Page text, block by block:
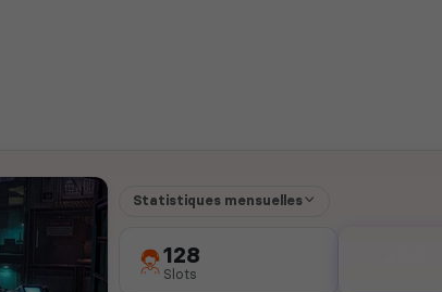
Statistiques mensuelles
128
Slots